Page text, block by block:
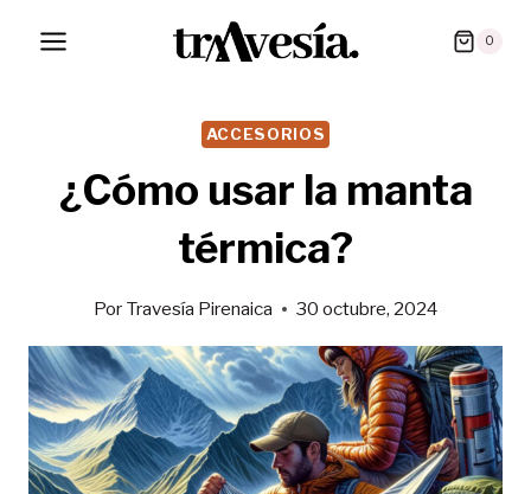
0
ACCESORIOS
¿Cómo usar la manta
térmica?
Por Travesía Pirenaica 30 octubre, 2024